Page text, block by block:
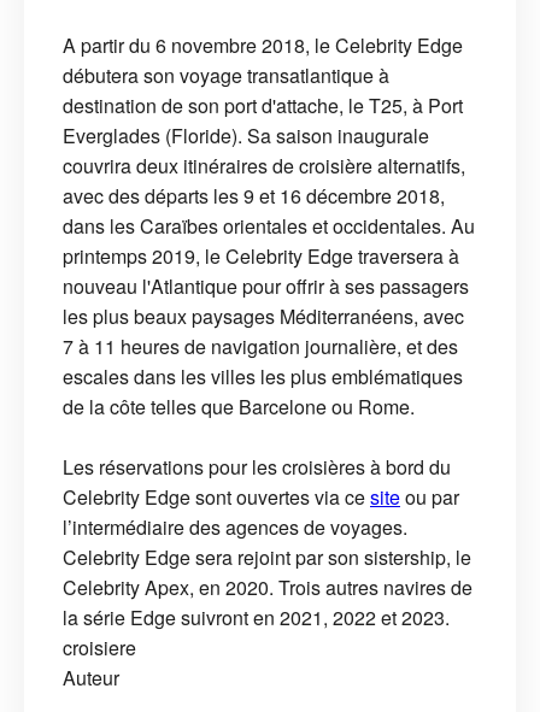
A partir du 6 novembre 2018, le Celebrity Edge
débutera son voyage transatlantique à
destination de son port d'attache, le T25, à Port
Everglades (Floride). Sa saison inaugurale
couvrira deux itinéraires de croisière alternatifs,
avec des départs les 9 et 16 décembre 2018,
dans les Caraïbes orientales et occidentales. Au
printemps 2019, le Celebrity Edge traversera à
nouveau l'Atlantique pour offrir à ses passagers
les plus beaux paysages Méditerranéens, avec
7 à 11 heures de navigation journalière, et des
escales dans les villes les plus emblématiques
de la côte telles que Barcelone ou Rome.
Les réservations pour les croisières à bord du
Celebrity Edge sont ouvertes via cesiteou par
l’intermédiaire des agences de voyages.
Celebrity Edge sera rejoint par son sistership, le
Celebrity Apex, en 2020. Trois autres navires de
la série Edge suivront en 2021, 2022 et 2023.
croisiere
Auteur